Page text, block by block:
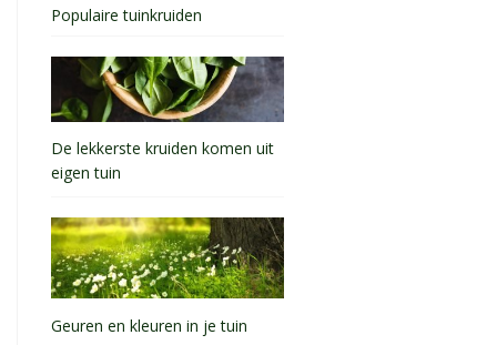
Populaire tuinkruiden
De lekkerste kruiden komen uit
eigen tuin
Geuren en kleuren in je tuin